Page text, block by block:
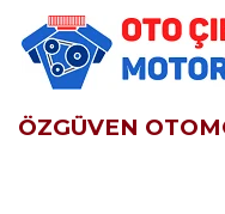
ÖZGÜVEN